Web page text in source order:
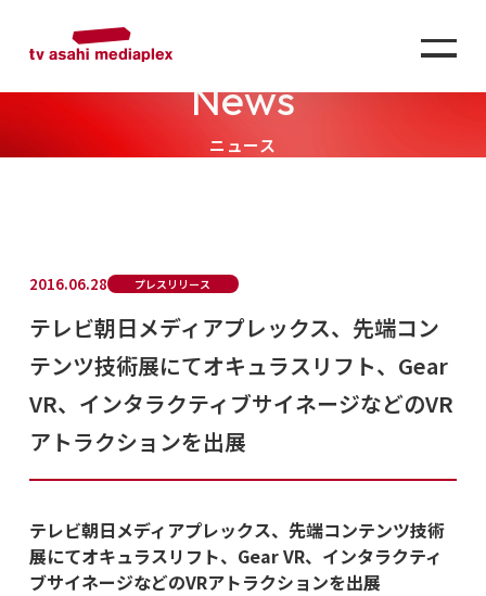
News
ニュース
2016.06.28 プレスリリース
テレビ朝日メディアプレックス、先端コン
テンツ技術展にてオキュラスリフト、Gear
VR、インタラクティブサイネージなどのVR
アトラクションを出展
テレビ朝日メディアプレックス、先端コンテンツ技術
展にてオキュラスリフト、Gear VR、インタラクティ
ブサイネージなどのVRアトラクションを出展